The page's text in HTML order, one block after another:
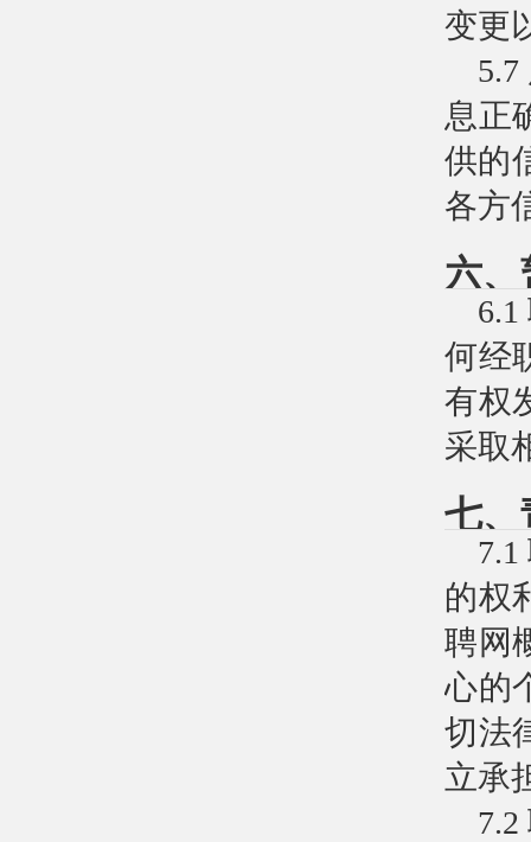
变更
息正
供的
各方
六、
何经
有权
采取
七、
的权
聘网
心的
切法
立承